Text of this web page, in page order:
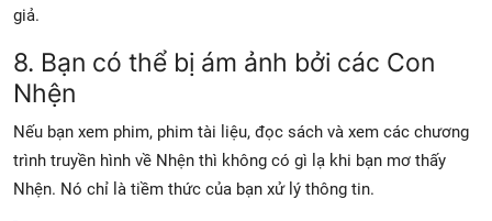
giả.
8. Bạn có thể bị ám ảnh bởi các Con
Nhện
Nếu bạn xem phim, phim tài liệu, đọc sách và xem các chương
trình truyền hình về Nhện thì không có gì lạ khi bạn mơ thấy
Nhện. Nó chỉ là tiềm thức của bạn xử lý thông tin.